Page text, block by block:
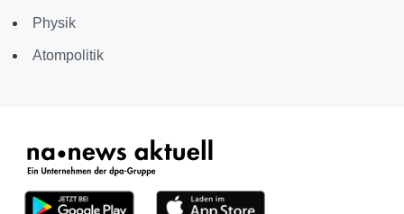
Physik
Atompolitik